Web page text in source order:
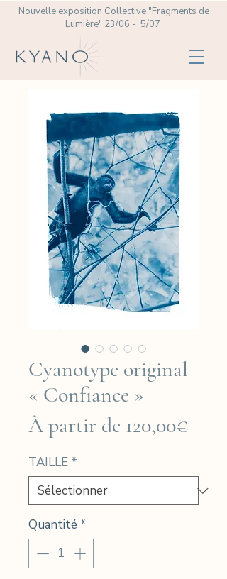
Nouvelle exposition Collective "Fragments de
Lumière" 23/06 - 5/07
Cyanotype original
« Confiance »
À partir de 120,00€
TAILLE *
Quantité *